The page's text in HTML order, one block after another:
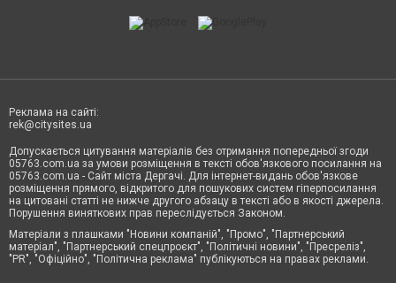
Реклама на сайті:
rek@citysites.ua
Допускається цитування матеріалів без отримання попередньої згоди
05763.com.ua за умови розміщення в тексті обов'язкового посилання на
05763.com.ua - Сайт міста Дергачі. Для інтернет-видань обов'язкове
розміщення прямого, відкритого для пошукових систем гіперпосилання
на цитовані статті не нижче другого абзацу в тексті або в якості джерела.
Порушення виняткових прав переслідується Законом.
Матеріали з плашками "Новини компаній", "Промо", "Партнерський
матеріал", "Партнерський спецпроєкт", "Політичні новини", "Пресреліз",
"PR", "Офіційно", "Політична реклама" публікуються на правах реклами.